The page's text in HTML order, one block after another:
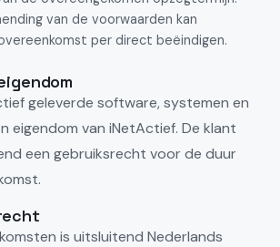
van de voorwaarden kan
per direct beëindigen.
geleverde software, systemen en
eigendom van iNetActief. De klant
een gebruiksrecht voor de duur
is uitsluitend Nederlands